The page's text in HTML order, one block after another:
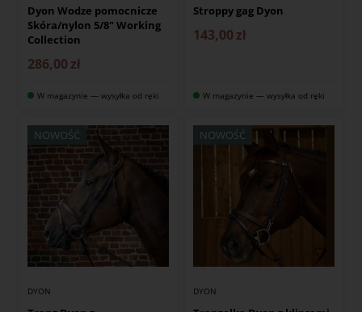
Dyon Wodze pomocnicze
Skóra/nylon 5/8" Working
Collection
286,00 zł
W magazynie — wysyłka od ręki
Stroppy gag Dyon
143,00 zł
W magazynie — wysyłka od ręki
NOWOŚĆ
DYON
NOWOŚĆ
DYON